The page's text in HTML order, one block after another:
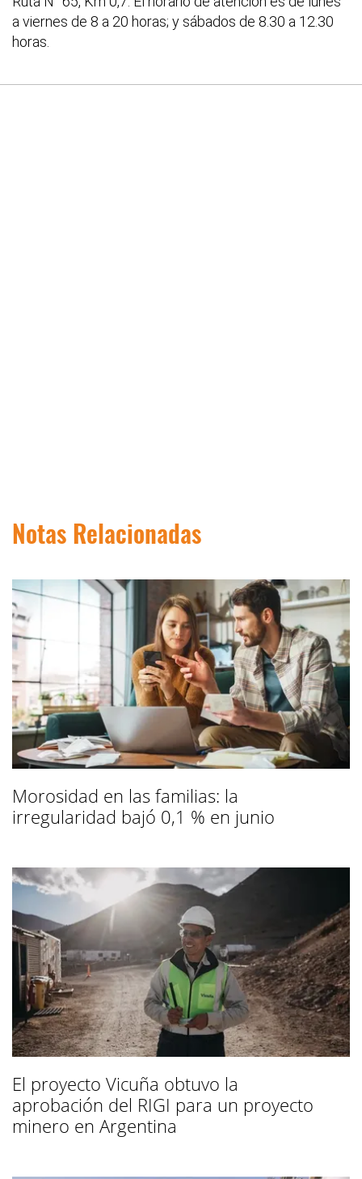
a viernes de 8 a 20 horas; y sábados de 8.30 a 12.30
horas.
Notas Relacionadas
Morosidad en las familias: la
irregularidad bajó 0,1 % en junio
El proyecto Vicuña obtuvo la
aprobación del RIGI para un proyecto
minero en Argentina